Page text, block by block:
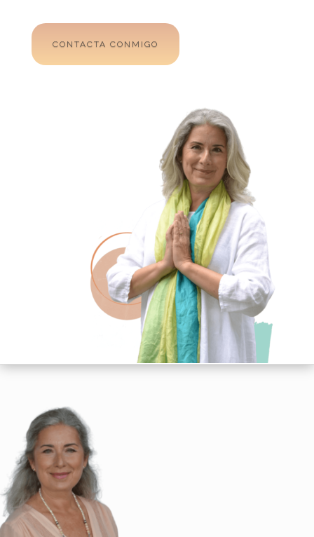
CONTACTA CONMIGO